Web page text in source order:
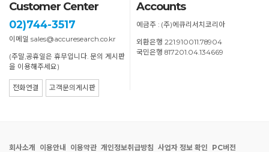
Customer Center
02)744-3517
이메일 sales@accuresearch.co.kr
(주말,공휴일은 휴무입니다. 문의 게시판
을 이용해주세요)
전화연결 고객문의게시판
Accounts
예금주 : (주)에큐리서치코리아
외환은행 221.910011.78904
국민은행 817201.04.134669
회사소개 이용안내 이용약관 개인정보취급방침 사업자 정보 확인 PC버전